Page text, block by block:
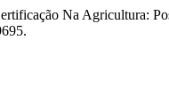
Na Agricultura: